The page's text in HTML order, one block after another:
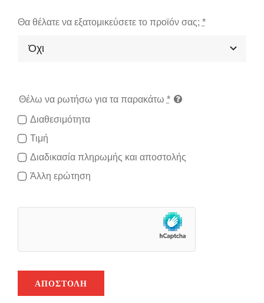
Θα θέλατε να εξατομικεύσετε το προϊόν σας; *
Θέλω να ρωτήσω για τα παρακάτω *
Διαθεσιμότητα
Τιμή
Διαδικασία πληρωμής και αποστολής
Άλλη ερώτηση
ΑΠΟΣΤΟΛΉ